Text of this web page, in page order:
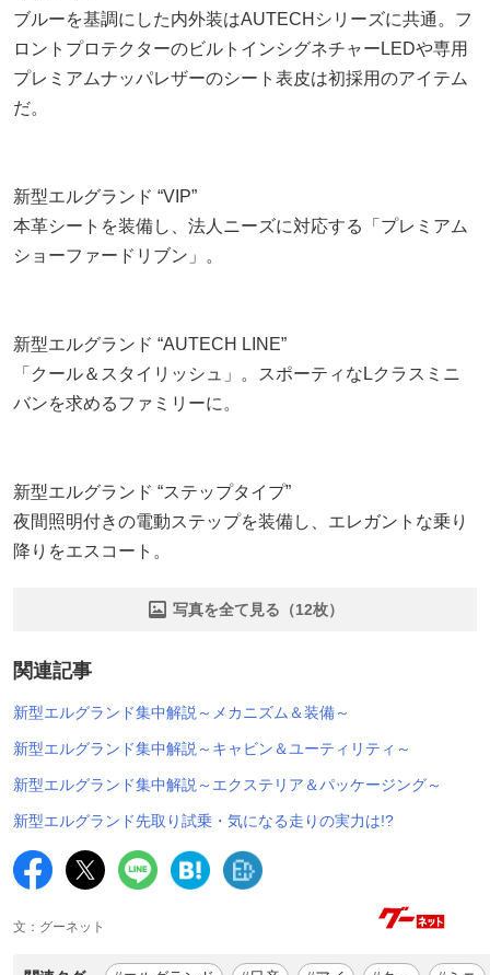
ブルーを基調にした内外装はAUTECHシリーズに共通。フ
ロントプロテクターのビルトインシグネチャーLEDや専用
プレミアムナッパレザーのシート表皮は初採用のアイテム
だ。
新型エルグランド “VIP”
本革シートを装備し、法人ニーズに対応する「プレミアム
ショーファードリブン」。
新型エルグランド “AUTECH LINE”
「クール＆スタイリッシュ」。スポーティなLクラスミニ
バンを求めるファミリーに。
新型エルグランド “ステップタイプ”
夜間照明付きの電動ステップを装備し、エレガントな乗り
降りをエスコート。
写真を全て見る（12枚）
関連記事
新型エルグランド集中解説～メカニズム＆装備～
新型エルグランド集中解説～キャビン＆ユーティリティ～
新型エルグランド集中解説～エクステリア＆パッケージング～
新型エルグランド先取り試乗・気になる走りの実力は!?
文：グーネット